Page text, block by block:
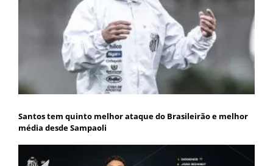
Santos tem quinto melhor ataque do Brasileirão e melhor
média desde Sampaoli